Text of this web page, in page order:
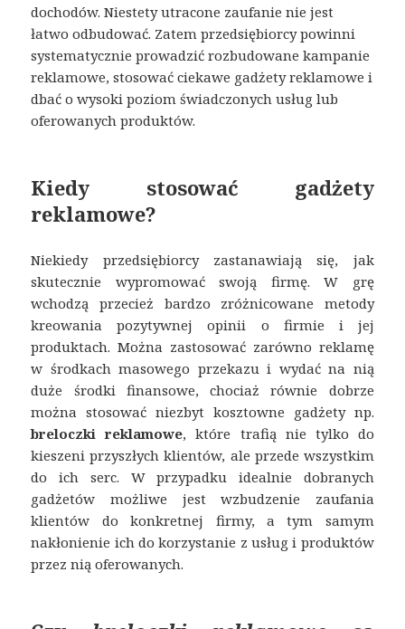
dochodów. Niestety utracone zaufanie nie jest
łatwo odbudować. Zatem przedsiębiorcy powinni
systematycznie prowadzić rozbudowane kampanie
reklamowe, stosować ciekawe gadżety reklamowe i
dbać o wysoki poziom świadczonych usług lub
oferowanych produktów.
Kiedy stosować gadżety
reklamowe?
Niekiedy przedsiębiorcy zastanawiają się, jak
skutecznie wypromować swoją firmę. W grę
wchodzą przecież bardzo zróżnicowane metody
kreowania pozytywnej opinii o firmie i jej
produktach. Można zastosować zarówno reklamę
w środkach masowego przekazu i wydać na nią
duże środki finansowe, chociaż równie dobrze
można stosować niezbyt kosztowne gadżety np.
breloczki reklamowe, które trafią nie tylko do
kieszeni przyszłych klientów, ale przede wszystkim
do ich serc. W przypadku idealnie dobranych
gadżetów możliwe jest wzbudzenie zaufania
klientów do konkretnej firmy, a tym samym
nakłonienie ich do korzystanie z usług i produktów
przez nią oferowanych.